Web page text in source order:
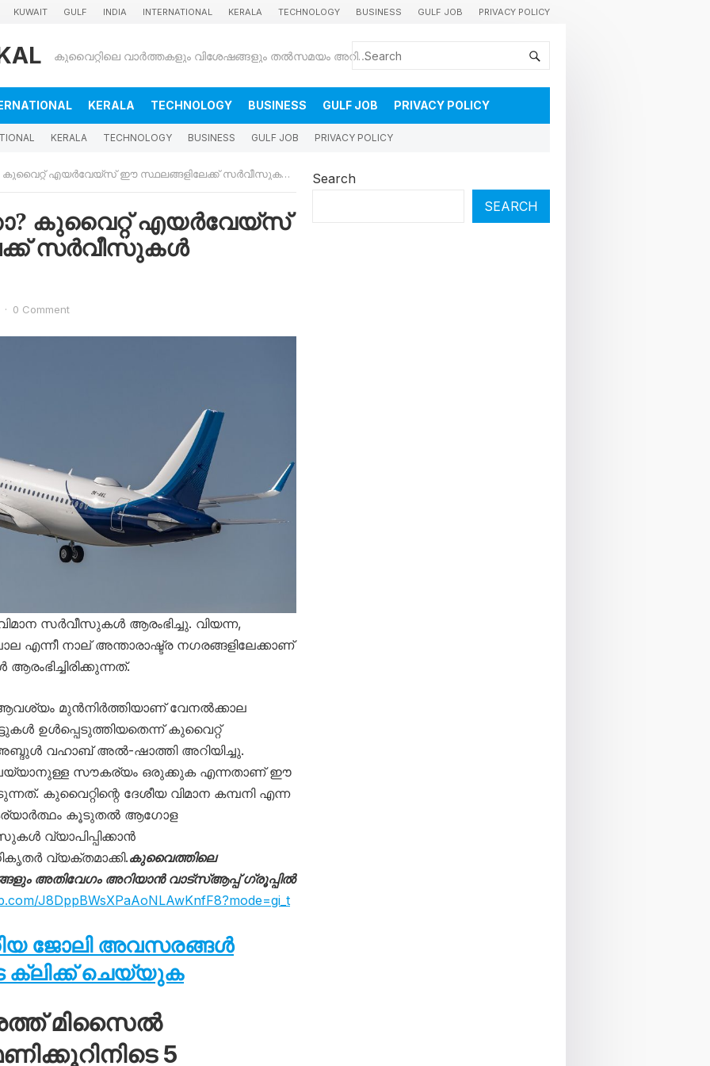
KUWAIT GULF INDIA INTERNATIONAL KERALA TECHNOLOGY BUSINESS GULF JOB PRIVACY POLICY
കുവൈറ്റിലെ വാർത്തകളും വിശേഷങ്ങളും തൽസമയം അറിയാൻ
KERALA TECHNOLOGY BUSINESS GULF JOB PRIVACY POLICY
KERALA TECHNOLOGY BUSINESS GULF JOB PRIVACY POLICY
എയർവേയ്‌സ് ഈ സ്ഥലങ്ങളിലേക്ക് സർവീസുകൾ ആരംഭിച്ചു
കുവൈറ്റ് എയർവേയ്‌സ്
സർവീസുകൾ
· 0 Comment
സർവീസുകൾ ആരംഭിച്ചു. വിയന്ന,
നാല് അന്താരാഷ്ട്ര നഗരങ്ങളിലേക്കാണ്
മുൻനിർത്തിയാണ് വേനൽക്കാല
ഉൾപ്പെടുത്തിയതെന്ന് കുവൈറ്റ്
വഹാബ് അൽ-ഷാത്തി അറിയിച്ചു.
സൗകര്യം ഒരുക്കുക എന്നതാണ് ഈ
കുവൈറ്റിന്റെ ദേശീയ വിമാന കമ്പനി എന്ന
കൂടുതൽ ആഗോള
വ്യാപിപ്പിക്കാൻ
വ്യക്തമാക്കി.കുവൈത്തിലെ
അതിവേഗം അറിയാൻ വാട്സ്ആപ്പ് ഗ്രൂപ്പിൽ
J8DppBWsXPaAoNLAwKnfF8?mode=gi_t
ജോലി അവസരങ്ങൾ
ക്ലിക്ക് ചെയ്യുക
മിസൈൽ
5
Search
SEARCH